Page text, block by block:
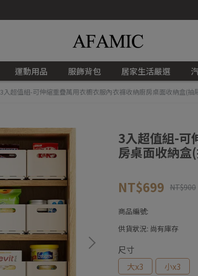
運動用品 服飾背包 居家生活嚴選
3入超值組-可伸縮重疊萬用衣櫥衣服內衣褲收納廚房桌面收納盒(抽
3入超值組-可
房桌面收納盒
NT$699 NT$900
商品編號:
供貨狀況: 尚有庫存
尺寸
大x3
小x3